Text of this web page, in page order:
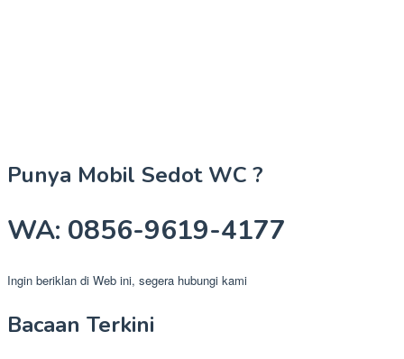
Punya Mobil Sedot WC ?
WA: 0856-9619-4177
Ingin beriklan di Web ini, segera hubungi kami
Bacaan Terkini